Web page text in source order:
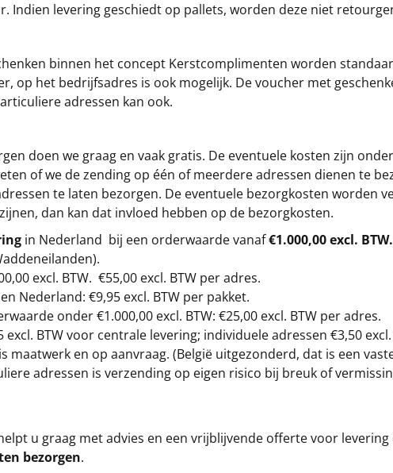
Indien levering geschiedt op pallets, worden deze niet
binnen het concept Kerstcomplimenten worden
op het bedrijfsadres is ook mogelijk. De voucher met
adressen kan ook.
doen we graag en vaak gratis. De eventuele kosten zijn
of we de zending op één of meerdere adressen dienen te
te laten bezorgen. De eventuele bezorgkosten worden
dan kan dat invloed hebben op de bezorgkosten.
in Nederland bij een orderwaarde vanaf€1.000,00 excl. BTW.
excl. BTW. €55,00 excl. BTW per adres.
Nederland: €9,95 excl. BTW per pakket.
onder €1.000,00 excl. BTW: €25,00 excl. BTW per adres.
BTW voor centrale levering; individuele adressen €3,50
maatwerk en op aanvraag. (België uitgezonderd, dat is een
adressen is verzending op eigen risico bij breuk of
u graag met advies en een vrijblijvende offerte voor levering
bezorgen.